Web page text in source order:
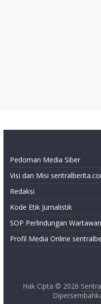
Pedoman Media Siber
Visi dan Misi
Redaksi
Kode Etik Jurnalistik
SOP Perlindungan Wartawan
Profil Media Online
Hak Cipta © 2026